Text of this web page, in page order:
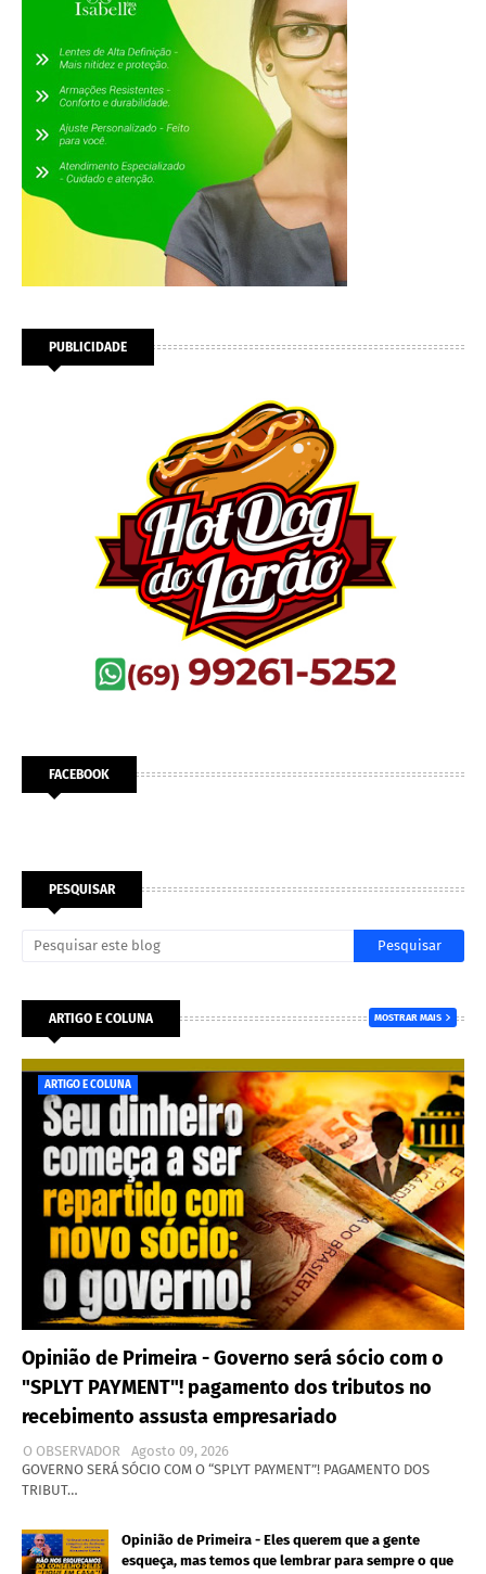
PUBLICIDADE
FACEBOOK
PESQUISAR
ARTIGO E COLUNA MOSTRAR MAIS
ARTIGO E COLUNA
Opinião de Primeira - Governo será sócio com o
"SPLYT PAYMENT"! pagamento dos tributos no
recebimento assusta empresariado
O OBSERVADOR
Agosto 09, 2026
GOVERNO SERÁ SÓCIO COM O “SPLYT PAYMENT”! PAGAMENTO DOS
TRIBUT…
Opinião de Primeira - Eles querem que a gente
esqueça, mas temos que lembrar para sempre o que